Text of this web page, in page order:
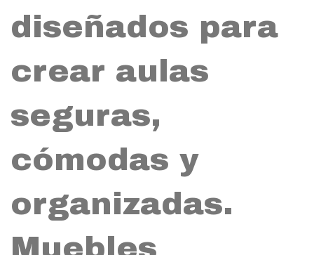
diseñados para
crear aulas
seguras,
cómodas y
organizadas.
Muebles